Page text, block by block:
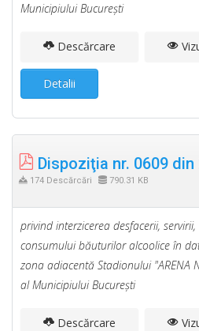
Municipiului Bucureşti
Descărcare
Detalii
Dispoziţia nr. 0609 din
174 Descărcări 790.31 KB
privind interzicerea desfacerii,
consumului băuturilor alcoolice în
zona adiacentă Stadionului "ARENA
al Municipiului Bucureşti
Descărcare